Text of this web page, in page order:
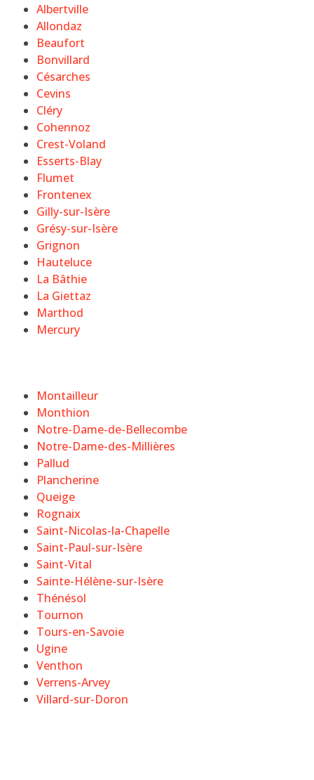
Albertville
Allondaz
Beaufort
Bonvillard
Césarches
Cevins
Cléry
Cohennoz
Crest-Voland
Esserts-Blay
Flumet
Frontenex
Gilly-sur-Isère
Grésy-sur-Isère
Grignon
Hauteluce
La Bâthie
La Giettaz
Marthod
Mercury
Montailleur
Monthion
Notre-Dame-de-Bellecombe
Notre-Dame-des-Millières
Pallud
Plancherine
Queige
Rognaix
Saint-Nicolas-la-Chapelle
Saint-Paul-sur-Isère
Saint-Vital
Sainte-Hélène-sur-Isère
Thénésol
Tournon
Tours-en-Savoie
Ugine
Venthon
Verrens-Arvey
Villard-sur-Doron